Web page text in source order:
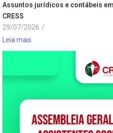
Assuntos jurídicos e contábeis
CRESS
29/07/2026 /
Leia mais